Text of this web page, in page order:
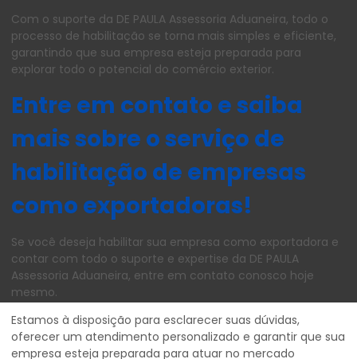
Com o suporte da DE PAULA Assessoria Aduaneira, todo o
processo de habilitação se torna mais simples e eficiente,
garantindo que sua empresa esteja preparada para
explorar todo o potencial do comércio exterior.
Entre em contato e saiba
mais sobre o serviço de
habilitação de empresas
como exportadoras!
Se você deseja habilitar sua empresa como exportadora e
contar com todo o suporte e expertise da DE PAULA
Assessoria Aduaneira, entre em contato conosco hoje
mesmo.
Estamos à disposição para esclarecer suas dúvidas,
oferecer um atendimento personalizado e garantir que sua
empresa esteja preparada para atuar no mercado